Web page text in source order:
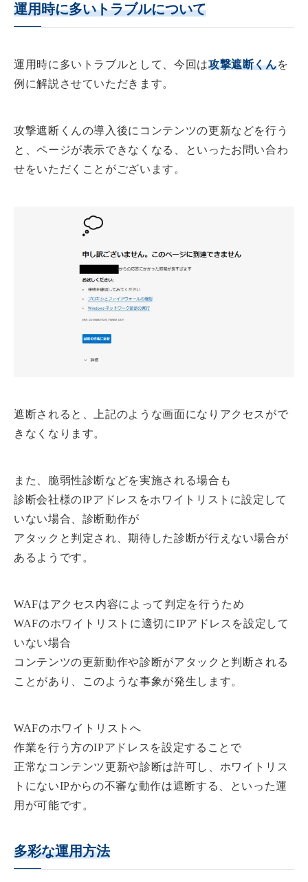
運用時に多いトラブルについて
運用時に多いトラブルとして、今回は攻撃遮断くんを
例に解説させていただきます。
攻撃遮断くんの導入後にコンテンツの更新などを行う
と、ページが表示できなくなる、といったお問い合わ
せをいただくことがございます。
遮断されると、上記のような画面になりアクセスがで
きなくなります。
また、脆弱性診断などを実施される場合も
診断会社様のIPアドレスをホワイトリストに設定して
いない場合、診断動作が
アタックと判定され、期待した診断が行えない場合が
あるようです。
WAFはアクセス内容によって判定を行うため
WAFのホワイトリストに適切にIPアドレスを設定して
いない場合
コンテンツの更新動作や診断がアタックと判断される
ことがあり、このような事象が発生します。
WAFのホワイトリストへ
作業を行う方のIPアドレスを設定することで
正常なコンテンツ更新や診断は許可し、ホワイトリス
トにないIPからの不審な動作は遮断する、といった運
用が可能です。
多彩な運用方法